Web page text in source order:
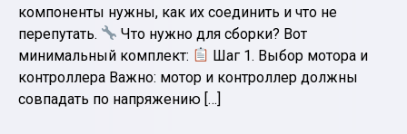
компоненты нужны, как их соединить и что не
перепутать.
Что нужно для сборки? Вот
минимальный комплект:
Шаг 1. Выбор мотора и
контроллера Важно: мотор и контроллер должны
совпадать по напряжению […]